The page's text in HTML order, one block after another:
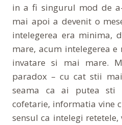
in a fi singurul mod de
mai apoi a devenit o
intelegerea era minima,
mare, acum intelegerea
invatare si mai mare.
paradox – cu cat stii
seama ca ai putea
cofetarie, informatia vine
sensul ca intelegi